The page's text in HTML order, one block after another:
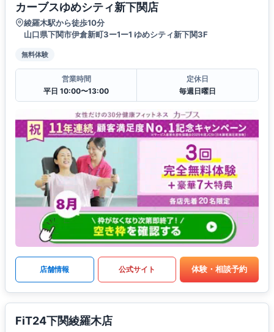
カーブスゆめシティ新下関店
綾羅木駅から徒歩10分
山口県下関市伊倉新町3ー1ー1 ゆめシティ新下関3F
無料体験
営業時間
平日 10:00〜13:00
定休日
毎週日曜日
店舗情報 公式サイト 体験・相談予約
FiT24下関綾羅木店